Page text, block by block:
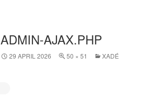
ADMIN-AJAX.PHP
29 APRIL 2026 50 × 51 XADÉ